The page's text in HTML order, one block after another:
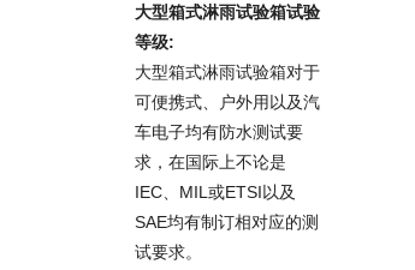
大型箱式淋雨试验箱试验
等级:
大型箱式淋雨试验箱对于
可便携式、户外用以及汽
车电子均有防水测试要
求，在国际上不论是
IEC、MIL或ETSI以及
SAE均有制订相对应的测
试要求。